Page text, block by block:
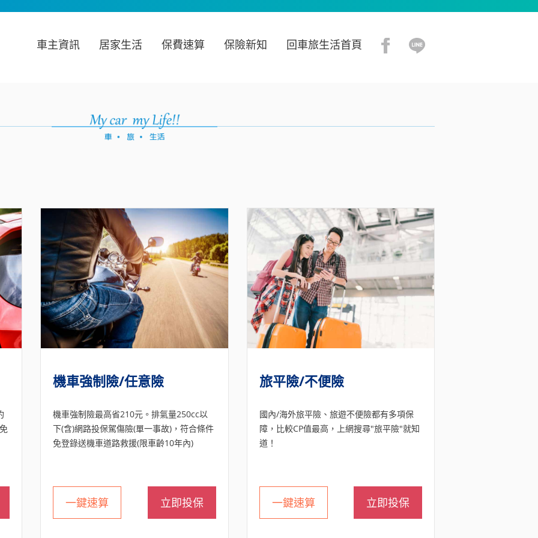
車主資訊 居家生活 保費速算 保險新知 回車旅生活首頁
機車強制險/任意險
機車強制險最高省210元。排氣量250cc以
下(含)網路投保駕傷險(單一事故)，符合條件
免登錄送機車道路救援(限車齡10年內)
一鍵速算 立即投保
旅平險/不便險
國內/海外旅平險、旅遊不便險都有多項保
障，比較CP值最高，上網搜尋"旅平險"就知
道！
一鍵速算 立即投保